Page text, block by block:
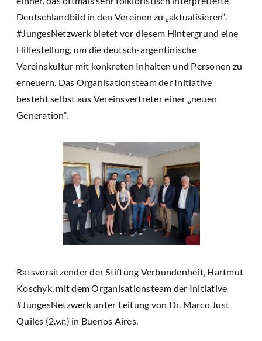
Deutschlandbild in den Vereinen zu „aktualisieren“.
#JungesNetzwerk bietet vor diesem Hintergrund eine
Hilfestellung, um die deutsch-argentinische
Vereinskultur mit konkreten Inhalten und Personen zu
erneuern. Das Organisationsteam der Initiative
besteht selbst aus Vereinsvertreter einer „neuen
Generation“.
Ratsvorsitzender der Stiftung Verbundenheit, Hartmut
Koschyk, mit dem Organisationsteam der Initiative
#JungesNetzwerk unter Leitung von Dr. Marco Just
Quiles (2.v.r.) in Buenos Aires.